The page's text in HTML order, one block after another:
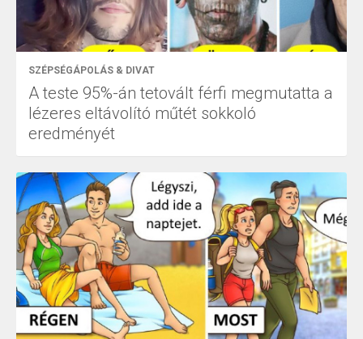
SZÉPSÉGÁPOLÁS & DIVAT
A teste 95%-án tetovált férfi megmutatta a
lézeres eltávolító műtét sokkoló
eredményét